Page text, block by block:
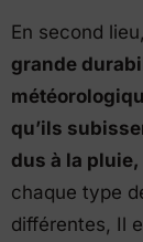
En second
grande
qu’ils
dus à la
chaque type
différentes, Il